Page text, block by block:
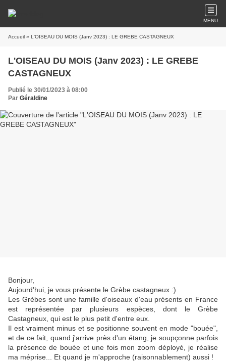
MENU
Accueil » L'OISEAU DU MOIS (Janv 2023) : LE GREBE CASTAGNEUX
L'OISEAU DU MOIS (Janv 2023) : LE GREBE
CASTAGNEUX
Publié le 30/01/2023 à 08:00
Par Géraldine
Bonjour,
Aujourd'hui, je vous présente le Grèbe castagneux :)
Les Grèbes sont une famille d'oiseaux d'eau présents en France
est représentée par plusieurs espèces, dont le Grèbe
Castagneux, qui est le plus petit d'entre eux.
Il est vraiment minus et se positionne souvent en mode "bouée",
et de ce fait, quand j'arrive près d'un étang, je soupçonne parfois
la présence de bouée et une fois mon zoom déployé, je réalise
ma méprise... Et quand je m'approche (raisonnablement) aussi !